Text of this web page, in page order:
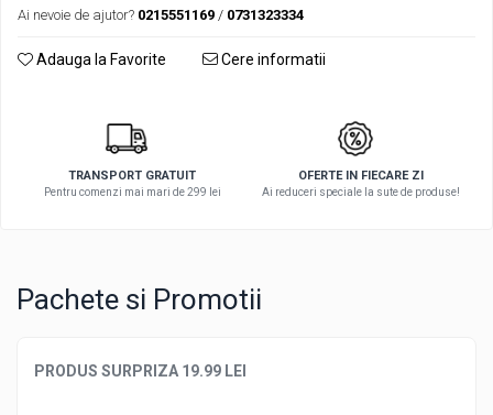
Ai nevoie de ajutor? 0215551169 / 0731323334
Adauga la Favorite Cere informatii
TRANSPORT GRATUIT
Pentru comenzi mai mari de 299 lei
OFERTE IN FIECARE ZI
Ai reduceri speciale la sute de produse!
Pachete si Promotii
PRODUS SURPRIZA 19.99 LEI